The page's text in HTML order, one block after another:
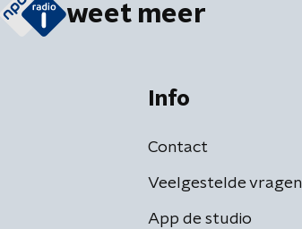
weet meer
Info
Contact
Veelgestelde vragen
App de studio